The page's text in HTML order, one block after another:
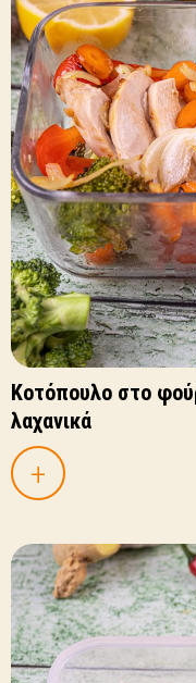
Κοτόπουλο στο
λαχανικά
+